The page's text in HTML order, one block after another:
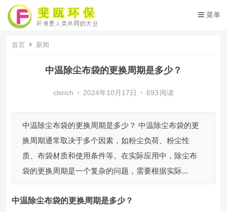
菜单
首页 新闻
中温除尘布袋的更换周期是多少？
clsrich • 2024年10月17日 • 693 阅读
中温除尘布袋的更换周期是多少？ 中温除尘布袋的更
换周期通常取决于多个因素，如粉尘负荷、粉尘性
质、布袋材质和使用条件等。在实际应用中，除尘布
袋的更换周期是一个复杂的问题，需要根据实际...
中温除尘布袋的更换周期是多少？